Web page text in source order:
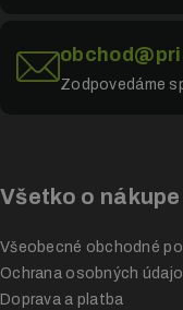
Zodpovedáme
Všetko o nákupe
Všeobecné obchodné
Ochrana osobných
Doprava a platba